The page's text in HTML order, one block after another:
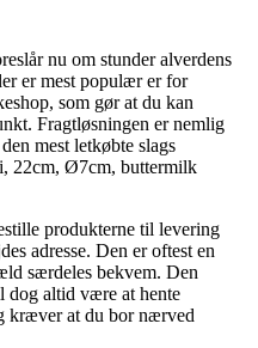
nu om stunder alverdens
er mest populær er for
som gør at du kan
Fragtløsningen er nemlig
mest letkøbte slags
22cm, Ø7cm, buttermilk
produkterne til levering
adresse. Den er oftest en
særdeles bekvem. Den
dog altid være at hente
kræver at du bor nærved